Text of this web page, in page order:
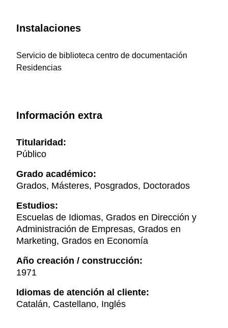
Instalaciones
Servicio de biblioteca centro de documentación
Residencias
Información extra
Titularidad:
Público
Grado académico:
Grados, Másteres, Posgrados, Doctorados
Estudios:
Escuelas de Idiomas, Grados en Dirección y
Administración de Empresas, Grados en
Marketing, Grados en Economía
Año creación / construcción:
1971
Idiomas de atención al cliente:
Catalán, Castellano, Inglés